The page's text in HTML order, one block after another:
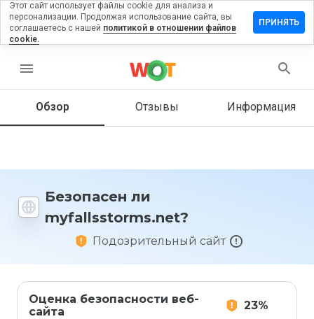
menu
Обзор Отзывы Информация
Безопасен ли
myfallsstorms.net?
Подозрительный сайт
Оценка безопасности веб-
сайта
23%
отзыв
Как бы
этот
1 до 5?
Этот сайт использует файлы cookie для анализа и
персонализации. Продолжая использование сайта, вы
соглашаетесь с нашей политикой в отношении файлов
cookie.
ПРИНЯТЬ